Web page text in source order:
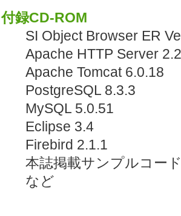
付録CD-ROM
SI Object Browser ER
Apache HTTP Server
Apache Tomcat 6.0.18
PostgreSQL 8.3.3
MySQL 5.0.51
Eclipse 3.4
Firebird 2.1.1
本誌掲載サンプルコー
など